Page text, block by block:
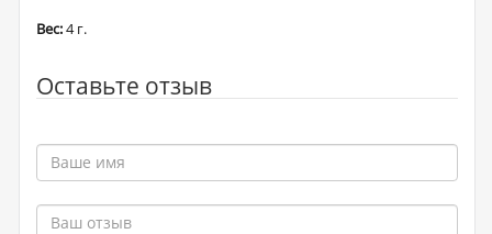
Вес:4 г.
Оставьте отзыв